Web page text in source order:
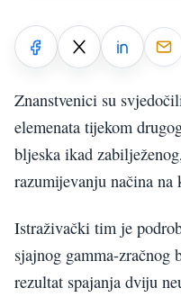
Znanstvenici su
elemenata tijekom
bljeska ikad
razumijevanju načina
Istraživački tim je
sjajnog gamma-
rezultat spajanja dviju